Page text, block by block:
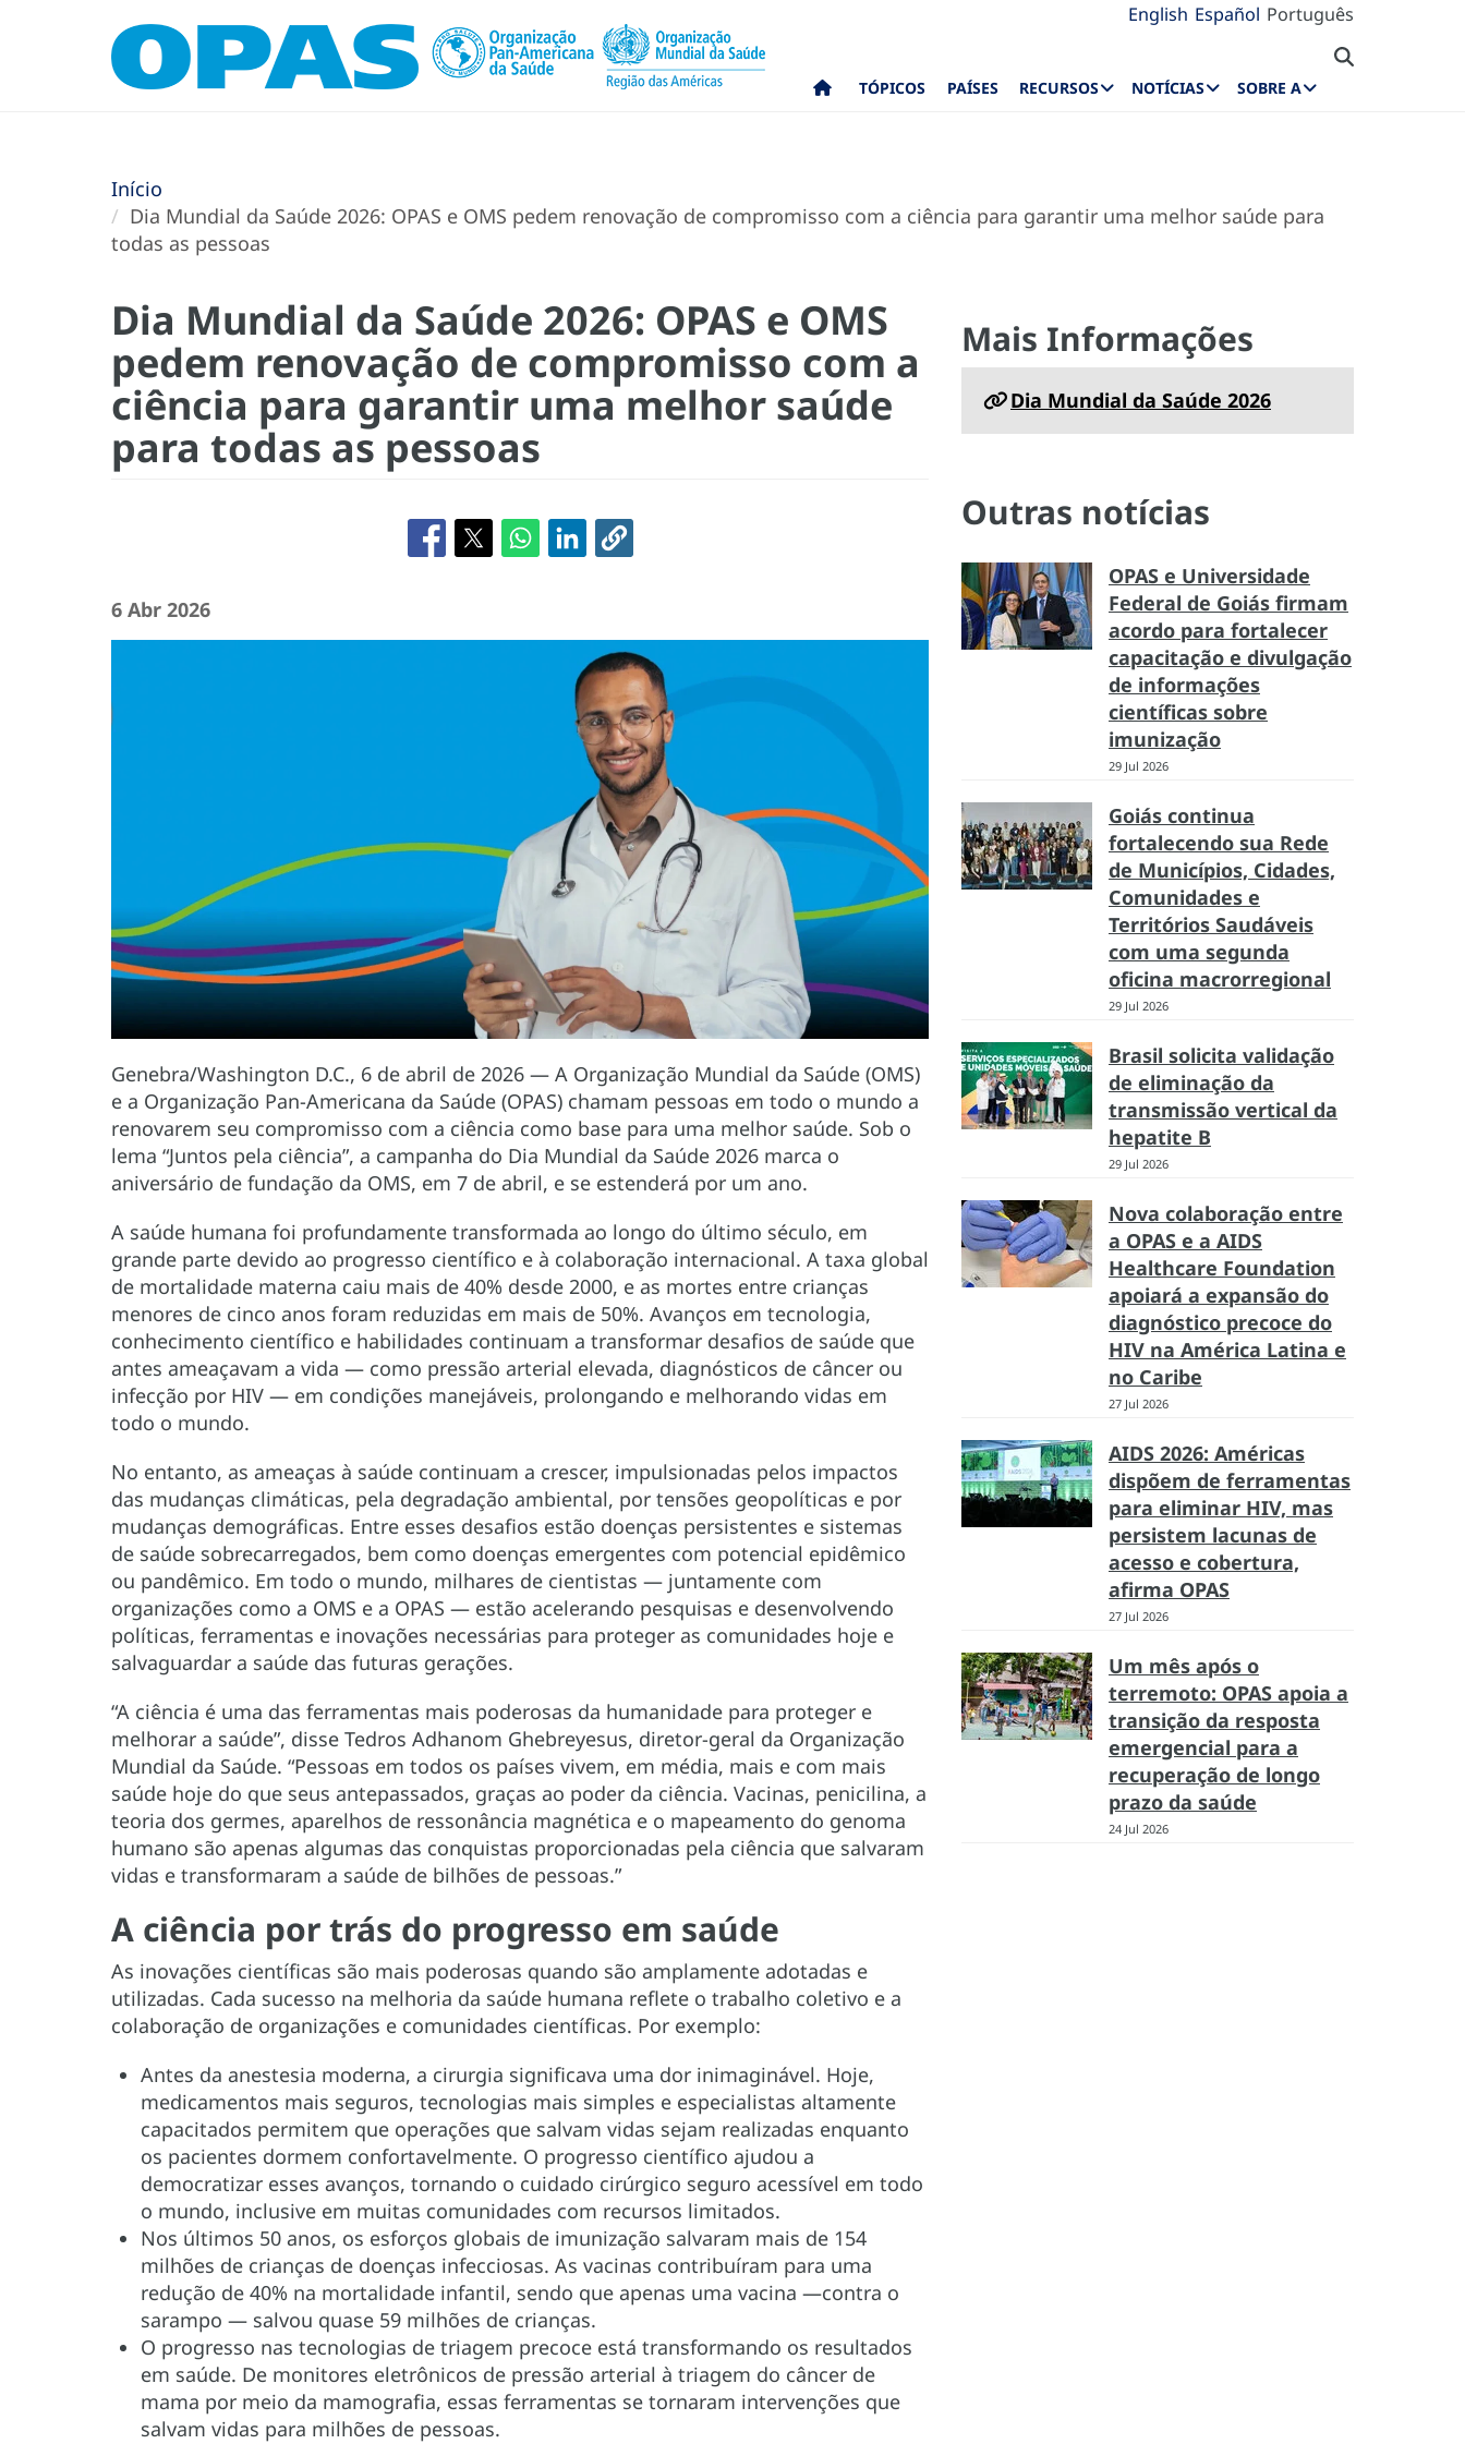
English Español Português
TÓPICOS PAÍSES RECURSOS NOTÍCIAS SOBRE A
Início
Dia Mundial da Saúde 2026: OPAS e OMS pedem renovação de compromisso com a ciência para garantir uma melhor saúde para
todas as pessoas
Dia Mundial da Saúde 2026: OPAS e OMS
pedem renovação de compromisso com a
ciência para garantir uma melhor saúde
para todas as pessoas
6 Abr 2026
Genebra/Washington D.C., 6 de abril de 2026 — A Organização Mundial da Saúde (OMS)
e a Organização Pan-Americana da Saúde (OPAS) chamam pessoas em todo o mundo a
renovarem seu compromisso com a ciência como base para uma melhor saúde. Sob o
lema “Juntos pela ciência”, a campanha do Dia Mundial da Saúde 2026 marca o
aniversário de fundação da OMS, em 7 de abril, e se estenderá por um ano.
A saúde humana foi profundamente transformada ao longo do último século, em
grande parte devido ao progresso científico e à colaboração internacional. A taxa global
de mortalidade materna caiu mais de 40% desde 2000, e as mortes entre crianças
menores de cinco anos foram reduzidas em mais de 50%. Avanços em tecnologia,
conhecimento científico e habilidades continuam a transformar desafios de saúde que
antes ameaçavam a vida — como pressão arterial elevada, diagnósticos de câncer ou
infecção por HIV — em condições manejáveis, prolongando e melhorando vidas em
todo o mundo.
No entanto, as ameaças à saúde continuam a crescer, impulsionadas pelos impactos
das mudanças climáticas, pela degradação ambiental, por tensões geopolíticas e por
mudanças demográficas. Entre esses desafios estão doenças persistentes e sistemas
de saúde sobrecarregados, bem como doenças emergentes com potencial epidêmico
ou pandêmico. Em todo o mundo, milhares de cientistas — juntamente com
organizações como a OMS e a OPAS — estão acelerando pesquisas e desenvolvendo
políticas, ferramentas e inovações necessárias para proteger as comunidades hoje e
salvaguardar a saúde das futuras gerações.
“A ciência é uma das ferramentas mais poderosas da humanidade para proteger e
melhorar a saúde”, disse Tedros Adhanom Ghebreyesus, diretor-geral da Organização
Mundial da Saúde. “Pessoas em todos os países vivem, em média, mais e com mais
saúde hoje do que seus antepassados, graças ao poder da ciência. Vacinas, penicilina, a
teoria dos germes, aparelhos de ressonância magnética e o mapeamento do genoma
humano são apenas algumas das conquistas proporcionadas pela ciência que salvaram
vidas e transformaram a saúde de bilhões de pessoas.”
A ciência por trás do progresso em saúde
As inovações científicas são mais poderosas quando são amplamente adotadas e
utilizadas. Cada sucesso na melhoria da saúde humana reflete o trabalho coletivo e a
colaboração de organizações e comunidades científicas. Por exemplo:
Antes da anestesia moderna, a cirurgia significava uma dor inimaginável. Hoje,
medicamentos mais seguros, tecnologias mais simples e especialistas altamente
capacitados permitem que operações que salvam vidas sejam realizadas enquanto
os pacientes dormem confortavelmente. O progresso científico ajudou a
democratizar esses avanços, tornando o cuidado cirúrgico seguro acessível em todo
o mundo, inclusive em muitas comunidades com recursos limitados.
Nos últimos 50 anos, os esforços globais de imunização salvaram mais de 154
milhões de crianças de doenças infecciosas. As vacinas contribuíram para uma
redução de 40% na mortalidade infantil, sendo que apenas uma vacina —contra o
sarampo — salvou quase 59 milhões de crianças.
O progresso nas tecnologias de triagem precoce está transformando os resultados
em saúde. De monitores eletrônicos de pressão arterial à triagem do câncer de
mama por meio da mamografia, essas ferramentas se tornaram intervenções que
salvam vidas para milhões de pessoas.
Mais Informações
Dia Mundial da Saúde 2026
Outras notícias
OPAS e Universidade
Federal de Goiás firmam
acordo para fortalecer
capacitação e divulgação
de informações
científicas sobre
imunização
29 Jul 2026
Goiás continua
fortalecendo sua Rede
de Municípios, Cidades,
Comunidades e
Territórios Saudáveis
com uma segunda
oficina macrorregional
29 Jul 2026
Brasil solicita validação
de eliminação da
transmissão vertical da
hepatite B
29 Jul 2026
Nova colaboração entre
a OPAS e a AIDS
Healthcare Foundation
apoiará a expansão do
diagnóstico precoce do
HIV na América Latina e
no Caribe
27 Jul 2026
AIDS 2026: Américas
dispõem de ferramentas
para eliminar HIV, mas
persistem lacunas de
acesso e cobertura,
afirma OPAS
27 Jul 2026
Um mês após o
terremoto: OPAS apoia a
transição da resposta
emergencial para a
recuperação de longo
prazo da saúde
24 Jul 2026